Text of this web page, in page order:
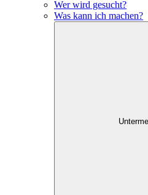
Wer wird gesucht?
Was kann ich machen?